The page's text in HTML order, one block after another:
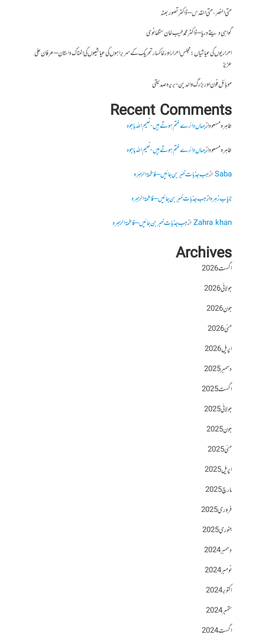
حتی النصر ، حتی القدس – ڈاکٹر تصور بھٹہ
گواہی دیتے دریا – ڈاکٹر محمد طیب خان سنگھانوی
احراریوں کی عیاشیاں : مجلس احرار اور خاکسار تحریک کے سربراہوں کی عیاشیوں کی المناک داستان – عرفان علی
عزیز
موبائل فون اور بزرگ والدین- بریرہ صدیقی
Recent Comments
طاہرہ مسعودازجہاں دائرے ختم ہوتے ہیں- نعیم اللہ باجوہ
طاہرہ مسعودازجہاں دائرے ختم ہوتے ہیں- نعیم اللہ باجوہ
Sabaازجب جذبات خبر بن جائیں – فاطمۃالزہرہ
نایاب زہرہازجب جذبات خبر بن جائیں – فاطمۃالزہرہ
Zahra khanازجب جذبات خبر بن جائیں – فاطمۃالزہرہ
Archives
اگست 2026
جولائی 2026
جون 2026
مئی 2026
اپریل 2026
دسمبر 2025
اگست 2025
جولائی 2025
جون 2025
مئی 2025
اپریل 2025
مارچ 2025
فروری 2025
جنوری 2025
دسمبر 2024
نومبر 2024
اکتوبر 2024
ستمبر 2024
اگست 2024